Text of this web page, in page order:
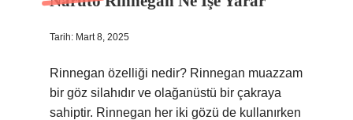
Tarih: Mart 8, 2025
Rinnegan özelliği nedir? Rinnegan muazzam
bir göz silahıdır ve olağanüstü bir çakraya
sahiptir. Rinnegan her iki gözü de kullanırken